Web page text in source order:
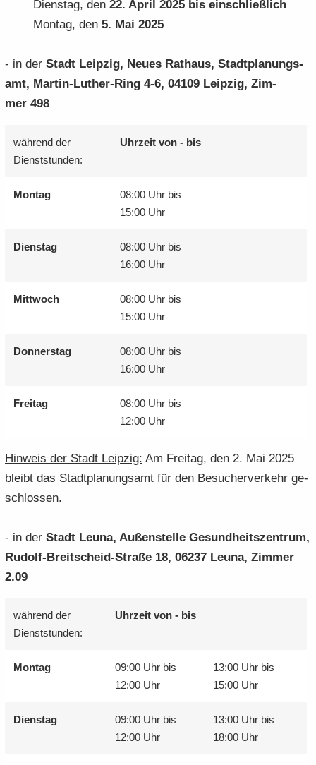
Diens­tag, den 22. April 2025 bis ein­schließ­lich
Mon­tag, den 5. Mai 2025
- in der Stadt Leip­zig, Neues Rat­haus, Stadt­pla­nungs­
amt, Martin-​Luther-Ring 4-6, 04109 Leip­zig, Zim­
mer 498
wäh­rend der
Dienst­stun­den:
Uhr­zeit von - bis
Mon­tag
08:00 Uhr bis
15:00 Uhr
Diens­tag
08:00 Uhr bis
16:00 Uhr
Mitt­woch
08:00 Uhr bis
15:00 Uhr
Don­ners­tag
08:00 Uhr bis
16:00 Uhr
Frei­tag
08:00 Uhr bis
12:00 Uhr
Hin­weis der Stadt Leip­zig: Am Frei­tag, den 2. Mai 2025
bleibt das Stadt­pla­nungs­amt für den Be­su­cher­ver­kehr ge­
schlos­sen.
- in der Stadt Leuna, Au­ßen­stel­le Ge­sund­heits­zen­trum,
Rudolf-​Breitscheid-Straße 18, 06237 Leuna, Zim­mer
2.09
wäh­rend der
Dienst­stun­den:
Uhr­zeit von - bis
Mon­tag
09:00 Uhr bis
12:00 Uhr
13:00 Uhr bis
15:00 Uhr
Diens­tag
09:00 Uhr bis
12:00 Uhr
13:00 Uhr bis
18:00 Uhr